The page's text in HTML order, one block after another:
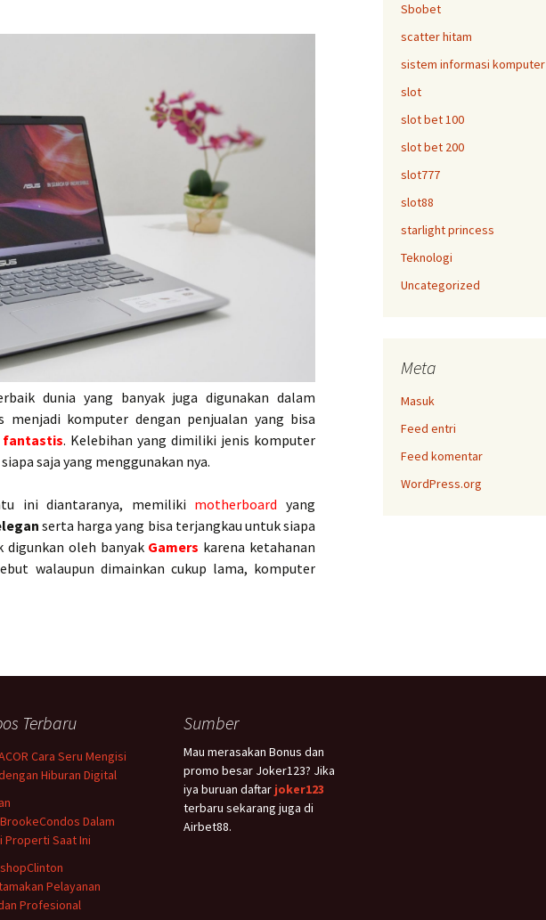
dunia yang banyak juga digunakan dalam
menjadi komputer dengan penjualan yang bisa
fantastis. Kelebihan yang dimiliki jenis komputer
saja yang menggunakan nya.
ini diantaranya, memiliki motherboard yang
serta harga yang bisa terjangkau untuk siapa
digunkan oleh banyak Gamers karena ketahanan
walaupun dimainkan cukup lama, komputer
Sbobet
scatter hitam
sistem informasi komputer
slot
slot bet 100
slot bet 200
slot777
slot88
starlight princess
Teknologi
Uncategorized
Meta
Masuk
Feed entri
Feed komentar
WordPress.org
Terbaru
Cara Seru Mengisi
Hiburan Digital
Dalam
Properti Saat Ini
Pelayanan
Profesional
Sumber
Mau merasakan Bonus dan
promo besar Joker123? Jika
iya buruan daftar joker123
terbaru sekarang juga di
Airbet88.